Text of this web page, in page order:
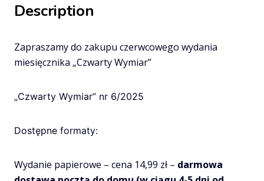
Description
Zapraszamy do zakupu czerwcowego wydania
miesięcznika „Czwarty Wymiar”
„Czwarty Wymiar” nr 6/2025
Dostępne formaty:
Wydanie papierowe – cena 14,99 zł – darmowa